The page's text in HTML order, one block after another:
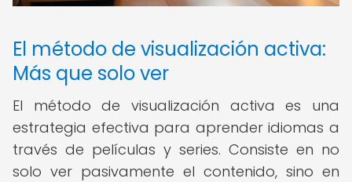
El método de visualización activa:
Más que solo ver
El método de visualización activa es una
estrategia efectiva para aprender idiomas a
través de películas y series. Consiste en no
solo ver pasivamente el contenido, sino en